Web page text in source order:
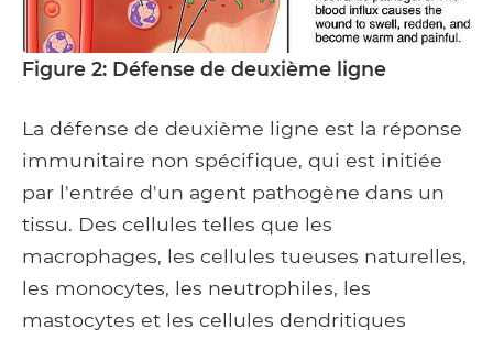
Figure 2: Défense de deuxième ligne
La défense de deuxième ligne est la réponse
immunitaire non spécifique, qui est initiée
par l'entrée d'un agent pathogène dans un
tissu. Des cellules telles que les
macrophages, les cellules tueuses naturelles,
les monocytes, les neutrophiles, les
mastocytes et les cellules dendritiques